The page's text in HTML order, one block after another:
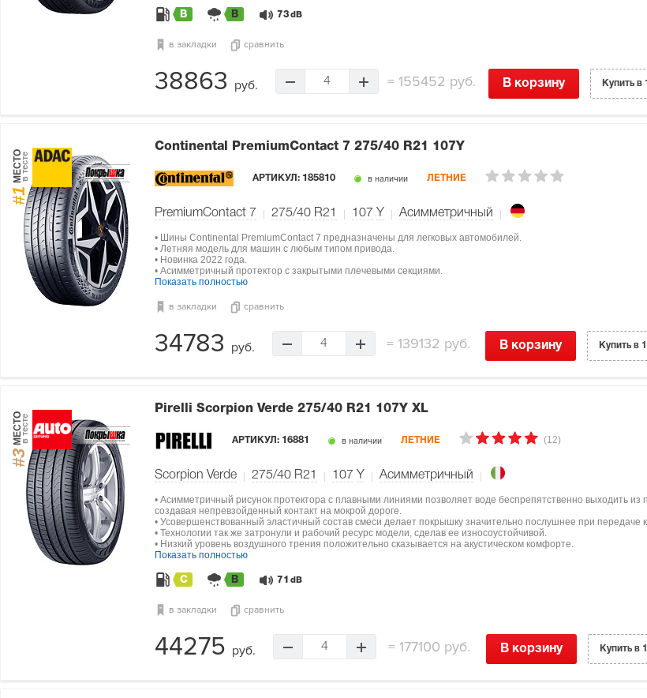
B B 73 dB
в закладки сравнить
38863 руб. 4 =155452 руб. В корзину Купить в
#1
МЕСТОв тесте
Continental PremiumContact 7 275/40 R21 107Y
АРТИКУЛ: 185810 в наличии ЛЕТНИЕ
PremiumContact 7 275/40 R21 107 Y Асимметричный
• Шины Continental PremiumContact 7 предназначены для легковых автомобилей.
• Летняя модель для машин с любым типом привода.
• Новинка 2022 года.
• Асимметричный протектор с закрытыми плечевыми секциями.
Показать полностью
в закладки сравнить
34783 руб. 4 =139132 руб. В корзину Купить в
#3
МЕСТОв тесте
Pirelli Scorpion Verde 275/40 R21 107Y XL
АРТИКУЛ: 16881 в наличии ЛЕТНИЕ (12)
Scorpion Verde 275/40 R21 107 Y Асимметричный
• Асимметричный рисунок протектора с плавными линиями позволяет воде беспрепятственно выходить из
создавая непревзойденный контакт на мокрой дороге.
• Усовершенствованный эластичный состав смеси делает покрышку значительно послушнее при передаче
• Технологии так же затронули и рабочий ресурс модели, сделав ее износоустойчивой.
• Низкий уровень воздушного трения положительно сказывается на акустическом комфорте.
Показать полностью
C B 71 dB
в закладки сравнить
44275 руб. 4 =177100 руб. В корзину Купить в